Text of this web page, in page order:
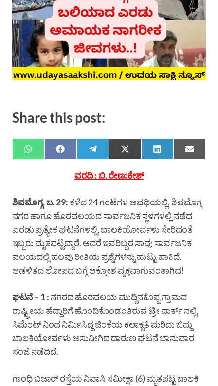
Share this post:
ವರದಿ : ಬಿ. ರೇಣುಕೇಶ್
ಶಿವಮೊಗ್ಗ, ಜ. 29: ಕಳೆದ 24 ಗಂಟೆಗಳ ಅವಧಿಯಲ್ಲಿ, ಶಿವಮೊಗ್ಗ
ನಗರ ಹಾಗೂ ಹೊರವಲಯದ ಸಾರ್ವಜನಿಕ ಸ್ಥಳಗಳಲ್ಲಿ ನಡೆದ
ಎರಡು ಪ್ರತ್ಯೇಕ ಘಟನೆಗಳಲ್ಲಿ, ಬಾಲಕಿಯೋರ್ವಳು ಸೇರಿದಂತೆ
ಇಬ್ಬರು ಮೃತಪಟ್ಟಿದ್ದಾರೆ. ಆದರೆ ಇವರಿಬ್ಬರ ಸಾವು ಸಾರ್ವಜನಿಕ
ವಲಯದಲ್ಲಿ ಹಲವು ರೀತಿಯ ಪ್ರಶ್ನೆಗಳನ್ನು ಹುಟ್ಟು ಹಾಕಿದೆ.
ಆಡಳಿತದ ಲೋಪದ ಬಗ್ಗೆ ಆಕ್ರೋಶ ವ್ಯಕ್ತವಾಗುವಂತಾಗಿದ!
ಘಟನೆ – 1 : ನಗರದ ಹೊರವಲಯ ಮುದ್ದಿನಕೊಪ್ಪ ಗ್ರಾಮದ
ರಾಷ್ಟ್ರೀಯ ಹೆದ್ದಾರಿಗೆ ಹೊಂದಿಕೊಂಡಂತಿರುವ ಟ್ರೀ ಪಾರ್ಕ್ ನಲ್ಲಿ,
ಸಿಮೆಂಟ್ ನಿಂದ ನಿರ್ಮಿಸಿದ್ದ ಜಿಂಕೆಯ ಕಲಾಕೃತಿ ಮರಿದು ಬಿದ್ದು
ಬಾಲಕಿಯೋರ್ವಳು ಅಸುನೀಗಿದ ದಾರುಣ ಘಟನೆ ಭಾನುವಾರ
ಸಂಜೆ ನಡೆದಿದೆ.
ಗಾಂಧಿ ಬಜಾರ್ ರಸ್ತೆಯ ನಿವಾಸಿ ಸಮೀಕ್ಷಾ (6) ಮೃತಪಟ್ಟ ಬಾಲಕಿ